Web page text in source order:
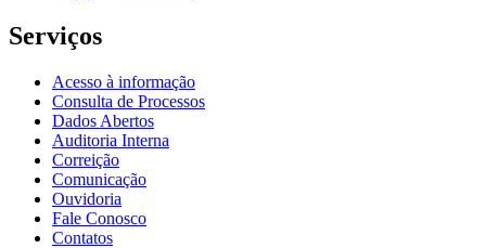
Serviços
Acesso à informação
Consulta de Processos
Dados Abertos
Auditoria Interna
Correição
Comunicação
Ouvidoria
Fale Conosco
Contatos